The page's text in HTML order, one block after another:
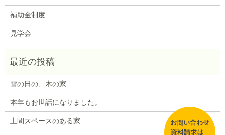
補助金制度
見学会
雪の日の、木の家
本年もお世話になりました。
土間スペースのある家